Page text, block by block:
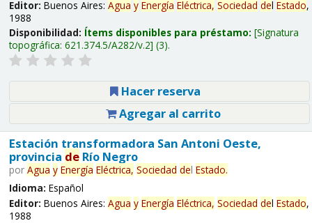
Editor: Buenos Aires: Agua y Energía Eléctrica, Sociedad del Estado,
1988
Disponibilidad: Ítems disponibles para préstamo: Signatura
topográfica: 621.374.5/A282/v.2 (3).
Hacer reserva
Agregar al carrito
Estación transformadora San Antoni Oeste,
provincia deRío Negro
por Agua y Energía Eléctrica, Sociedad del Estado.
Idioma: Español
Editor: Buenos Aires: Agua y Energía Eléctrica, Sociedad del Estado,
1988